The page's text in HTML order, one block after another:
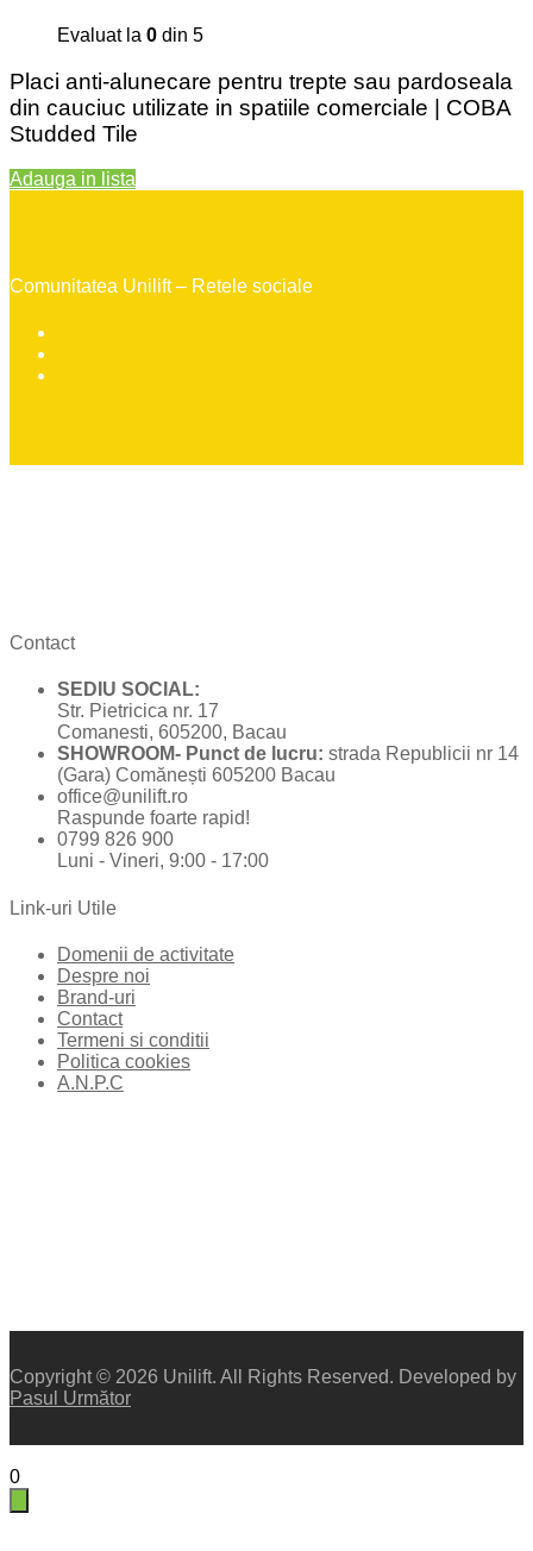
Evaluat la 0 din 5
Placi anti-alunecare pentru trepte sau pardoseala
din cauciuc utilizate in spatiile comerciale | COBA
Studded Tile
Adauga in lista
Comunitatea Unilift – Retele sociale
Contact
SEDIU SOCIAL:
Str. Pietricica nr. 17
Comanesti, 605200, Bacau
SHOWROOM- Punct de lucru: strada Republicii nr 14
(Gara) Comănești 605200 Bacau
office@unilift.ro
Raspunde foarte rapid!
0799 826 900
Luni - Vineri, 9:00 - 17:00
Link-uri Utile
Domenii de activitate
Despre noi
Brand-uri
Contact
Termeni si conditii
Politica cookies
A.N.P.C
Copyright © 2026 Unilift. All Rights Reserved. Developed by
Pasul Următor
0